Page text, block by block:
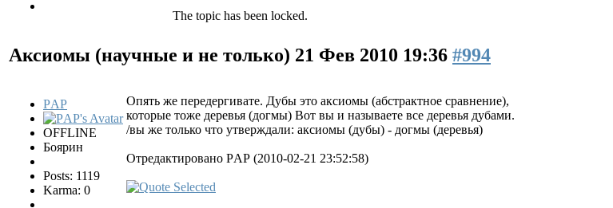
The topic has been locked.
Аксиомы (научные и не только) 21 Фев 2010 19:36 #994
РAР
OFFLINE
Боярин
Posts: 1119
Karma: 0
Опять же передергивате. Дубы это аксиомы (абстрактное сравнение),
которые тоже деревья (догмы) Вот вы и называете все деревья дубами.
/вы же только что утверждали: аксиомы (дубы) - догмы (деревья)
Отредактировано РAР (2010-02-21 23:52:58)